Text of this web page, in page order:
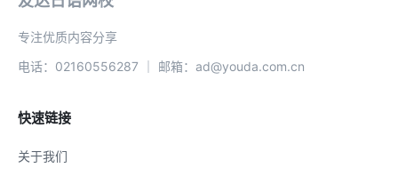
专注优质内容分享
电话：02160556287 ｜ 邮箱：ad@youda.com.cn
快速链接
关于我们